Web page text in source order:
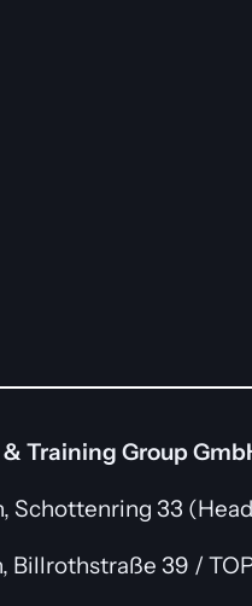
Training Group
Schottenring 33
Billrothstraße 39 /